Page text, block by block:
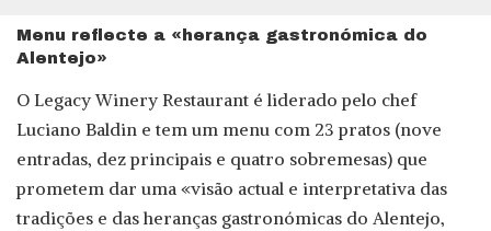
Menu reflecte a «herança gastronómica do
Alentejo»
O Legacy Winery Restaurant é liderado pelo chef
Luciano Baldin e tem um menu com 23 pratos (nove
entradas, dez principais e quatro sobremesas) que
prometem dar uma «visão actual e interpretativa das
tradições e das heranças gastronómicas do Alentejo,